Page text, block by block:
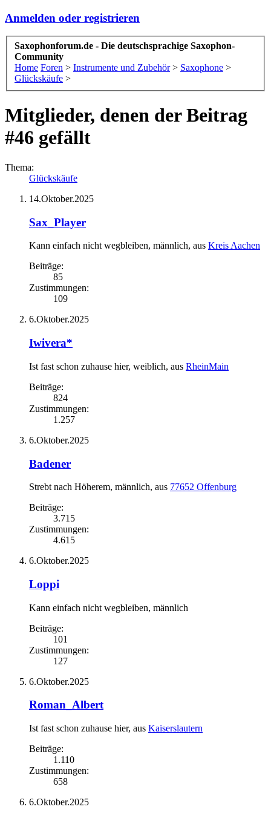
Anmelden oder registrieren
Saxophonforum.de - Die deutschsprachige Saxophon-
Community
Home Foren > Instrumente und Zubehör > Saxophone >
Glückskäufe >
Mitglieder, denen der Beitrag
#46 gefällt
Thema:
Glückskäufe
14.Oktober.2025
Sax_Player
Kann einfach nicht wegbleiben, männlich, aus Kreis Aachen
Beiträge:
85
Zustimmungen:
109
6.Oktober.2025
Iwivera*
Ist fast schon zuhause hier, weiblich, aus RheinMain
Beiträge:
824
Zustimmungen:
1.257
6.Oktober.2025
Badener
Strebt nach Höherem, männlich, aus 77652 Offenburg
Beiträge:
3.715
Zustimmungen:
4.615
6.Oktober.2025
Loppi
Kann einfach nicht wegbleiben, männlich
Beiträge:
101
Zustimmungen:
127
6.Oktober.2025
Roman_Albert
Ist fast schon zuhause hier, aus Kaiserslautern
Beiträge:
1.110
Zustimmungen:
658
6.Oktober.2025